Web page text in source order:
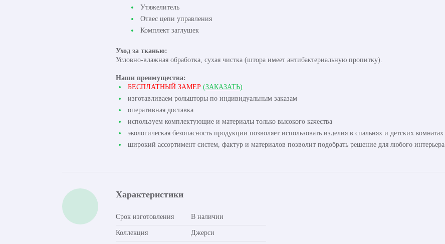
Утяжелитель
Отвес цепи управления
Комплект заглушек
Уход за тканью:
Условно-влажная обработка, сухая чистка (штора имеет антибактериальную пропитку).
Наши преимущества:
БЕСПЛАТНЫЙ ЗАМЕР (ЗАКАЗАТЬ)
изготавливаем рольшторы по индивидуальным заказам
оперативная доставка
используем комплектующие и материалы только высокого качества
экологическая безопасность продукции позволяет использовать изделия в спальнях и детских комнатах
широкий ассортимент систем, фактур и материалов позволит подобрать решение для любого интерьера
Характеристики
Срок изготовления В наличии
Коллекция Джерси